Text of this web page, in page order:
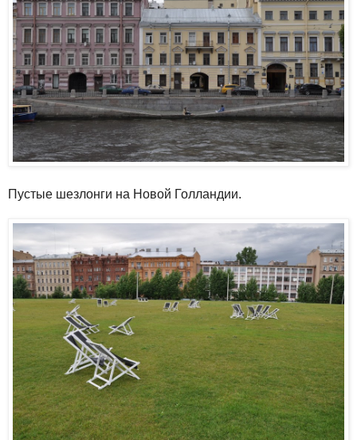
Пустые шезлонги на Новой Голландии.